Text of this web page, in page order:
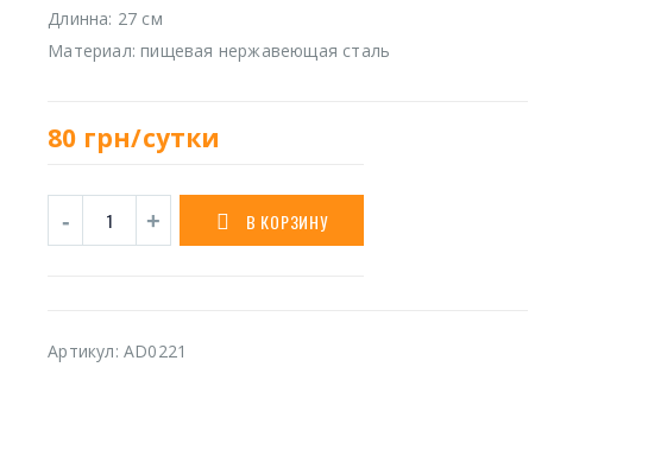
Длинна: 27 см
Материал: пищевая нержавеющая сталь
80 грн/сутки
В КОРЗИНУ
Артикул:AD0221